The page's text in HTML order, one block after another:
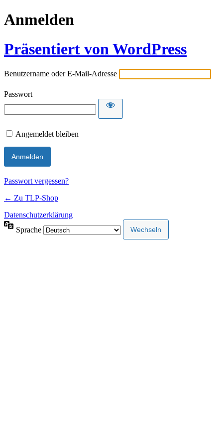
Anmelden
Präsentiert von WordPress
Benutzername oder E-Mail-Adresse
Passwort
Angemeldet bleiben
Passwort vergessen?
← Zu TLP-Shop
Datenschutzerklärung
Sprache